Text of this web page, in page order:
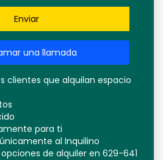
Enviar
una llamada
clientes que alquilan espacio
para ti
al Inquilino
de alquiler en 629-641